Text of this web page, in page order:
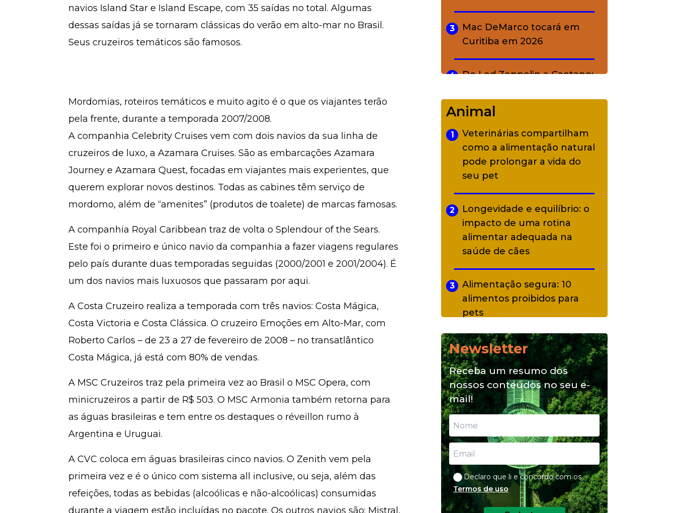
navios Island Star e Island Escape, com 35 saídas no total. Algumas
dessas saídas já se tornaram clássicas do verão em alto-mar no Brasil.
Seus cruzeiros temáticos são famosos.
Mordomias, roteiros temáticos e muito agito é o que os viajantes terão
pela frente, durante a temporada 2007/2008.
A companhia Celebrity Cruises vem com dois navios da sua linha de
cruzeiros de luxo, a Azamara Cruises. São as embarcações Azamara
Journey e Azamara Quest, focadas em viajantes mais experientes, que
querem explorar novos destinos. Todas as cabines têm serviço de
mordomo, além de “amenites” (produtos de toalete) de marcas famosas.
A companhia Royal Caribbean traz de volta o Splendour of the Sears.
Este foi o primeiro e único navio da companhia a fazer viagens regulares
pelo país durante duas temporadas seguidas (2000/2001 e 2001/2004). É
um dos navios mais luxuosos que passaram por aqui.
A Costa Cruzeiro realiza a temporada com três navios: Costa Mágica,
Costa Victoria e Costa Clássica. O cruzeiro Emoções em Alto-Mar, com
Roberto Carlos – de 23 a 27 de fevereiro de 2008 – no transatlântico
Costa Mágica, já está com 80% de vendas.
A MSC Cruzeiros traz pela primeira vez ao Brasil o MSC Opera, com
minicruzeiros a partir de R$ 503. O MSC Armonia também retorna para
as águas brasileiras e tem entre os destaques o réveillon rumo à
Argentina e Uruguai.
A CVC coloca em águas brasileiras cinco navios. O Zenith vem pela
primeira vez e é o único com sistema all inclusive, ou seja, além das
refeições, todas as bebidas (alcoólicas e não-alcoólicas) consumidas
durante a viagem estão incluídas no pacote. Os outros navios são: Mistral,
3
Mac DeMarco tocará em
Curitiba em 2026
4
De Led Zeppelin a Caetano:
diverso a partir de R$ 17
5
Adriana Calcanhotto retoma
alter ego infantil para show
em Curitiba
Animal
1
Veterinárias compartilham
como a alimentação natural
pode prolongar a vida do
seu pet
2
Longevidade e equilíbrio: o
impacto de uma rotina
alimentar adequada na
saúde de cães
3
Alimentação segura: 10
alimentos proibidos para
pets
4
Alimentação natural e mix
feeding: conheça essas
opções para nutrição do seu
pet
Newsletter
Receba um resumo dos
nossos conteúdos no seu e-
mail!
Declaro que li e concordo com os
Termos de uso